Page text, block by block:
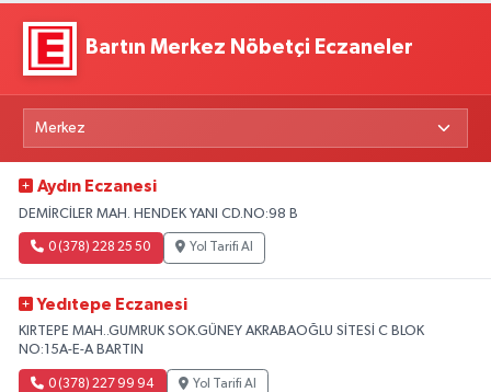
Bartın Merkez Nöbetçi Eczaneler
Aydın Eczanesi
DEMİRCİLER MAH. HENDEK YANI CD.NO:98 B
0 (378) 228 25 50 Yol Tarifi Al
Yedıtepe Eczanesi
KIRTEPE MAH..GUMRUK SOK.GÜNEY AKRABAOĞLU SİTESİ C BLOK
NO:15A-E-A BARTIN
0 (378) 227 99 94 Yol Tarifi Al